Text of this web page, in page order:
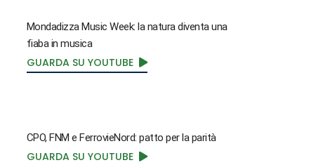
Mondadizza Music Week: la natura diventa una
fiaba in musica
GUARDA SU YOUTUBE
CPO, FNM e FerrovieNord: patto per la parità
GUARDA SU YOUTUBE